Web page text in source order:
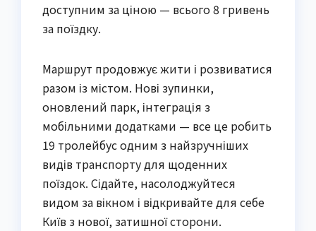
доступним за ціною — всього 8 гривень
за поїздку.
Маршрут продовжує жити і розвиватися
разом із містом. Нові зупинки,
оновлений парк, інтеграція з
мобільними додатками — все це робить
19 тролейбус одним з найзручніших
видів транспорту для щоденних
поїздок. Сідайте, насолоджуйтеся
видом за вікном і відкривайте для себе
Київ з нової, затишної сторони.